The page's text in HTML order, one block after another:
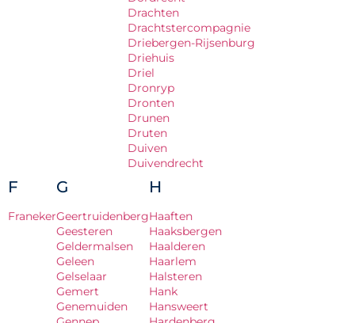
Drachten
Drachtstercompagnie
Driebergen-Rijsenburg
Driehuis
Driel
Dronryp
Dronten
Drunen
Druten
Duiven
Duivendrecht
F
Franeker
G
Geertruidenberg
Geesteren
Geldermalsen
Geleen
Gelselaar
Gemert
Genemuiden
H
Haaften
Haaksbergen
Haalderen
Haarlem
Halsteren
Hank
Hansweert